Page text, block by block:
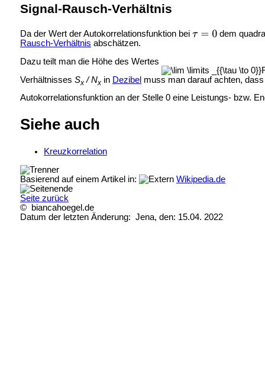
Signal-Rausch-Verhältnis
Da der Wert der Autokorrelationsfunktion bei
dem
Rausch-Verhältnis abschätzen.
Dazu teilt man die Höhe des Wertes
Verhältnisses Sx/ Nxin Dezibel muss man darauf achten,
Autokorrelationsfunktion an der Stelle 0 eine Leistungs- bzw.
Siehe auch
Kreuzkorrelation
Basierend auf einem Artikel in:
Wikipedia.de
Seite zurück
© biancahoegel.de
Datum der letzten Änderung: Jena, den: 15.04. 2022